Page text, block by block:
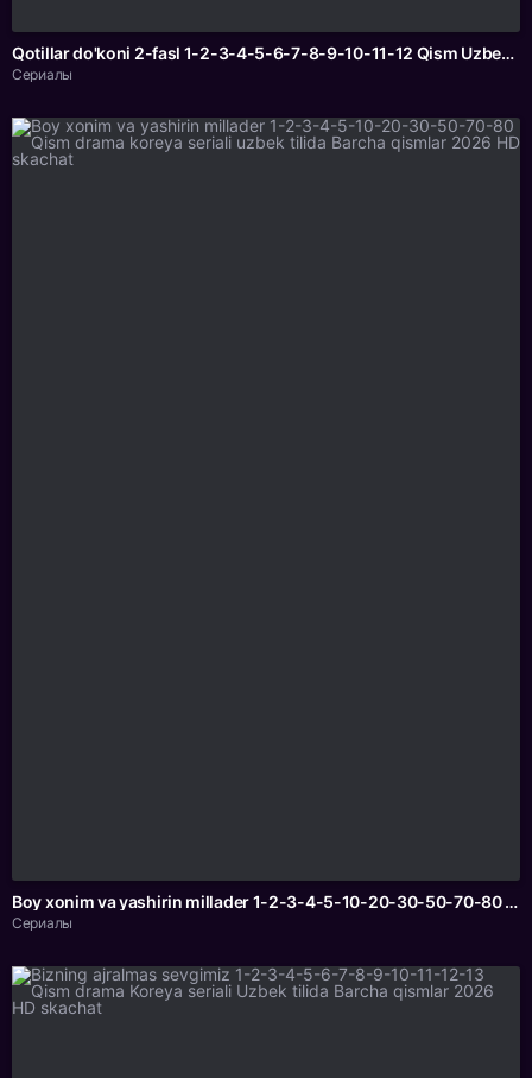
Qotillar do'koni 2-fasl 1-2-3-4-5-6-7-8-9-10-11-12 Qism Uzbek tilida 2026 Koreya seriali Barcha qismlar HD
Сериалы
Boy xonim va yashirin millader 1-2-3-4-5-10-20-30-50-70-80 Qism drama koreya seriali uzbek tilida Barcha qismlar 2026 HD skachat
Сериалы